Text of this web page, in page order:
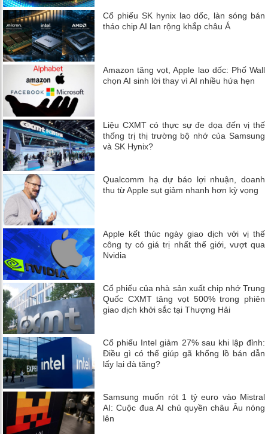
Cổ phiếu SK hynix lao dốc, làn sóng bán
tháo chip AI lan rộng khắp châu Á
Amazon tăng vọt, Apple lao dốc: Phố Wall
chọn AI sinh lời thay vì AI nhiều hứa hẹn
Liệu CXMT có thực sự đe dọa đến vị thế
thống trị thị trường bộ nhớ của Samsung
và SK Hynix?
Qualcomm hạ dự báo lợi nhuận, doanh
thu từ Apple sụt giảm nhanh hơn kỳ vọng
Apple kết thúc ngày giao dịch với vị thế
công ty có giá trị nhất thế giới, vượt qua
Nvidia
Cổ phiếu của nhà sản xuất chip nhớ Trung
Quốc CXMT tăng vọt 500% trong phiên
giao dịch khởi sắc tại Thượng Hải
Cổ phiếu Intel giảm 27% sau khi lập đỉnh:
Điều gì có thể giúp gã khổng lồ bán dẫn
lấy lại đà tăng?
Samsung muốn rót 1 tỷ euro vào Mistral
AI: Cuộc đua AI chủ quyền châu Âu nóng
lên